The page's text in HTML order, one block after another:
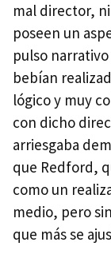
mal director,
poseen un
pulso
bebían
lógico y muy
con dicho
arriesgaba
que Redford,
como un
medio, pero
que más se